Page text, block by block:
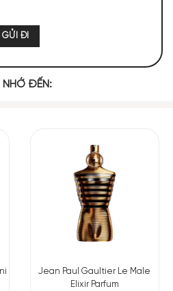
NOTES
Anđêhít
NOTES
NHỚ ĐẾN:
Jean Paul Gaultier Le Male
Elixir Parfum